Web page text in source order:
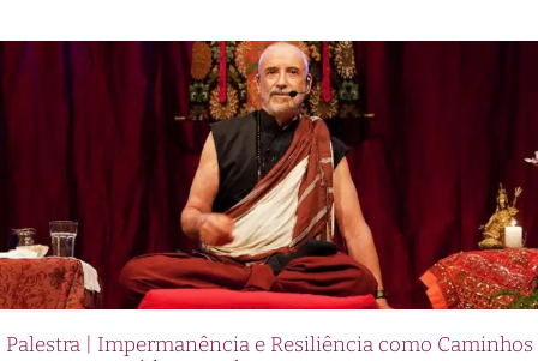
Palestra | Impermanência e Resiliência como Caminhos